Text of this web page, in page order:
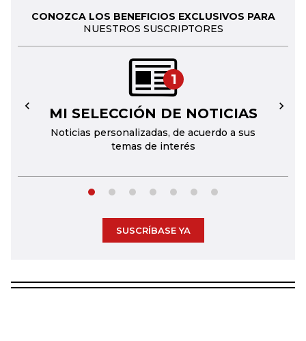
CONOZCA LOS BENEFICIOS EXCLUSIVOS PARA
NUESTROS SUSCRIPTORES
1
MI SELECCIÓN DE NOTICIAS
Noticias personalizadas, de acuerdo a sus
temas de interés
← →
SUSCRÍBASE YA